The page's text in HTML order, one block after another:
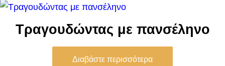
Τραγουδώντας με πανσέληνο
Διαβάστε περισσότερα